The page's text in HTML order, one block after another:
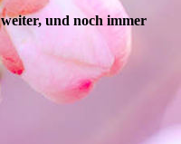
und noch immer